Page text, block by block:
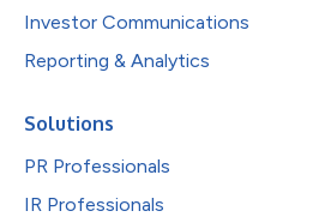
Investor Communications
Reporting & Analytics
Solutions
PR Professionals
IR Professionals